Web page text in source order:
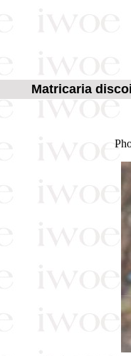
Matricaria